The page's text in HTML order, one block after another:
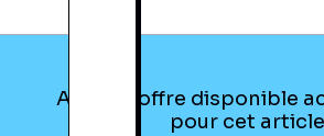
Aucune offre disponible
pour cet article